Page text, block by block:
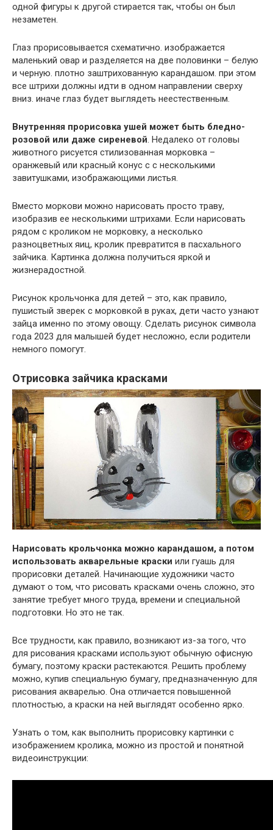
одной фигуры к другой стирается так, чтобы он был
незаметен.
Глаз прорисовывается схематично. изображается
маленький овар и разделяется на две половинки – белую
и черную. плотно заштрихованную карандашом. при этом
все штрихи должны идти в одном направлении сверху
вниз. иначе глаз будет выглядеть неестественным.
Внутренняя прорисовка ушей может быть бледно-
розовой или даже сиреневой. Недалеко от головы
животного рисуется стилизованная морковка –
оранжевый или красный конус с с несколькими
завитушками, изображающими листья.
Вместо моркови можно нарисовать просто траву,
изобразив ее несколькими штрихами. Если нарисовать
рядом с кроликом не морковку, а несколько
разноцветных яиц, кролик превратится в пасхального
зайчика. Картинка должна получиться яркой и
жизнерадостной.
Рисунок крольчонка для детей – это, как правило,
пушистый зверек с морковкой в руках, дети часто узнают
зайца именно по этому овощу. Сделать рисунок символа
года 2023 для малышей будет несложно, если родители
немного помогут.
Отрисовка зайчика красками
Нарисовать крольчонка можно карандашом, а потом
использовать акварельные краски или гуашь для
прорисовки деталей. Начинающие художники часто
думают о том, что рисовать красками очень сложно, это
занятие требует много труда, времени и специальной
подготовки. Но это не так.
Все трудности, как правило, возникают из-за того, что
для рисования красками используют обычную офисную
бумагу, поэтому краски растекаются. Решить проблему
можно, купив специальную бумагу, предназначенную для
рисования акварелью. Она отличается повышенной
плотностью, а краски на ней выглядят особенно ярко.
Узнать о том, как выполнить прорисовку картинки с
изображением кролика, можно из простой и понятной
видеоинструкции: